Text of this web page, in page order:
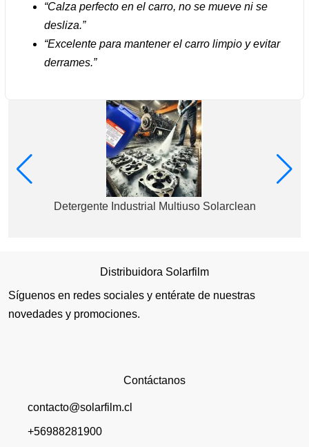
“Calza perfecto en el carro, no se mueve ni se
desliza.”
“Excelente para mantener el carro limpio y evitar
derrames.”
Detergente Industrial Multiuso Solarclean
Distribuidora Solarfilm
Síguenos en redes sociales y entérate de nuestras
novedades y promociones.
Contáctanos
contacto@solarfilm.cl
+56988281900